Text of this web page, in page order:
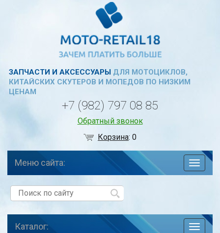
ЗАПЧАСТИ И АКСЕССУАРЫДЛЯ МОТОЦИКЛОВ,
КИТАЙСКИХ СКУТЕРОВ И МОПЕДОВ ПО НИЗКИМ
ЦЕНАМ
+7 (982) 797 08 85
Обратный звонок
Корзина:0
по
Меню сайта:
toggle
Каталог: